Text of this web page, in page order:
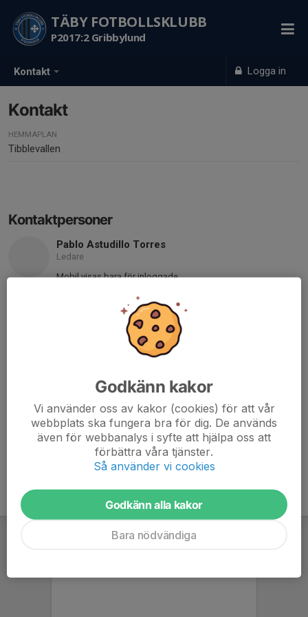
Kontakt Logga in
TÄBY FOTBOLLSKLUBB
P2017:2 Gribbylund
Kontakt
HEMMAPLAN
Tibblevallen
Kontaktpersoner
Pablo Astudillo Torres
Ledare
Mobil visas bara för inloggade
Nicklas Sörensen
Sara Fredriksson
Lagadministratör
076-183 53 20
sarakfredriksson@gmail.com
Godkänn kakor
Vi använder oss av kakor (cookies) för att vår
webbplats ska fungera bra för dig. De används
även för webbanalys i syfte att hjälpa oss att
förbättra våra tjänster.
Så använder vi cookies
Godkänn alla kakor
Bara nödvändiga